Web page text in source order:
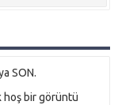
SON.
hoş bir görüntü